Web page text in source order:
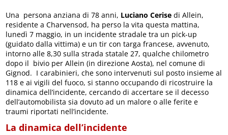
Una persona anziana di 78 anni, Luciano Cerise di Allein,
residente a Charvensod, ha perso la vita questa mattina,
lunedì 7 maggio, in un incidente stradale tra un pick-up
(guidato dalla vittima) e un tir con targa francese, avvenuto,
intorno alle 8,30 sulla strada statale 27, qualche chilometro
dopo il bivio per Allein (in direzione Aosta), nel comune di
Gignod. I carabinieri, che sono intervenuti sul posto insieme al
118 e ai vigili del fuoco, si stanno occupando di ricostruire la
dinamica dell’incidente, cercando di accertare se il decesso
dell’automobilista sia dovuto ad un malore o alle ferite e
traumi riportati nell’incidente.
La dinamica dell’incidente